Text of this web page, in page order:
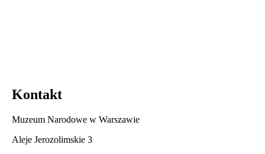
Kontakt
Muzeum Narodowe w Warszawie
Aleje Jerozolimskie 3